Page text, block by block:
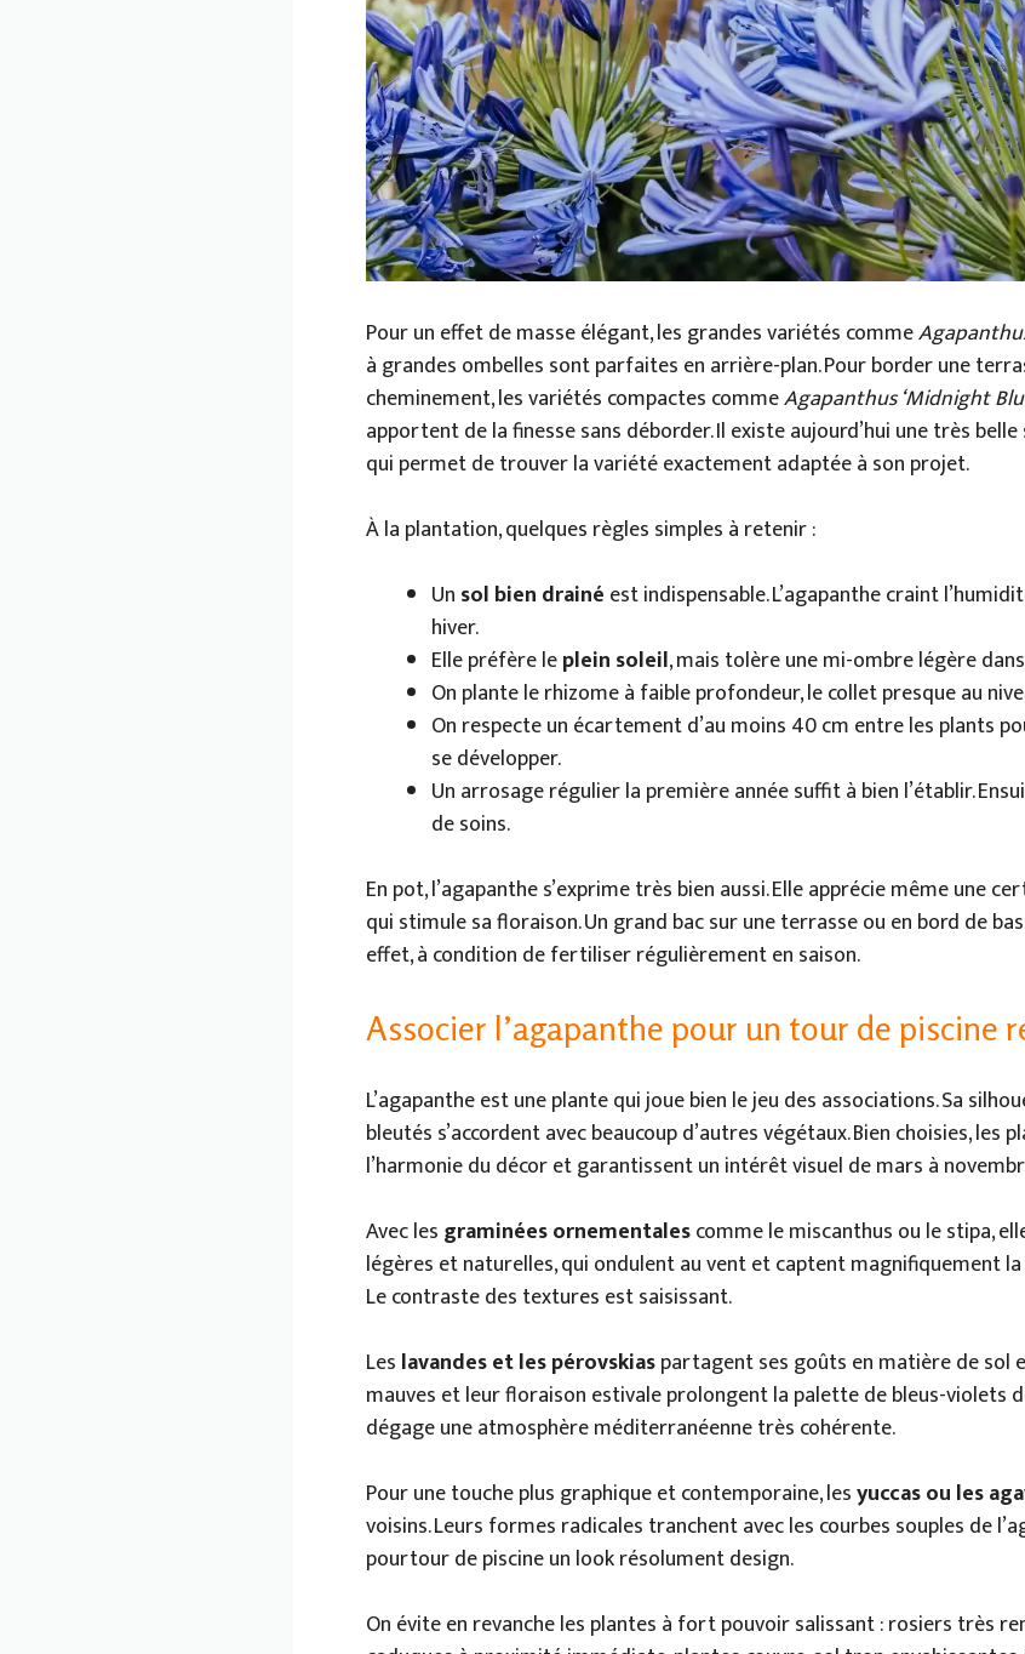
Pour un effet de masse élégant, les grandes variétés comme
à grandes ombelles sont parfaites en arrière-plan. Pour border une
cheminement, les variétés compactes commeAgapanthus ‘Midnight
apportent de la finesse sans déborder. Il existe aujourd’hui une très belle
qui permet de trouver la variété exactement adaptée à son projet.
À la plantation, quelques règles simples à retenir :
Un sol bien drainé est indispensable. L’agapanthe craint
hiver.
Elle préfère leplein soleil, mais tolère une mi-ombre légère
On plante le rhizome à faible profondeur, le collet presque au
On respecte un écartement d’au moins 40 cm entre les plants
se développer.
Un arrosage régulier la première année suffit à bien l’établir.
de soins.
En pot, l’agapanthe s’exprime très bien aussi. Elle apprécie même une
qui stimule sa floraison. Un grand bac sur une terrasse ou en bord de
effet, à condition de fertiliser régulièrement en saison.
Associer l’agapanthe pour un tour de piscine
L’agapanthe est une plante qui joue bien le jeu des associations. Sa
bleutés s’accordent avec beaucoup d’autres végétaux. Bien choisies,
l’harmonie du décor et garantissent un intérêt visuel de mars à
Avec les graminées ornementalescomme le miscanthus ou le stipa,
légères et naturelles, qui ondulent au vent et captent magnifiquement
Le contraste des textures est saisissant.
Les lavandes et les pérovskiaspartagent ses goûts en matière de sol
mauves et leur floraison estivale prolongent la palette de bleus-violets
dégage une atmosphère méditerranéenne très cohérente.
Pour une touche plus graphique et contemporaine, lesyuccas ou les
voisins. Leurs formes radicales tranchent avec les courbes souples de
pourtour de piscine un look résolument design.
On évite en revanche les plantes à fort pouvoir salissant : rosiers très